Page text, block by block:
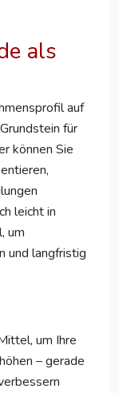
als
auf
für
können Sie
leicht in
um
und langfristig
um Ihre
– gerade